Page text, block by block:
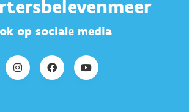
op sociale media